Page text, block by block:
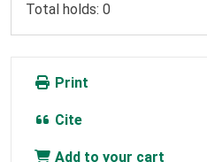
Total holds: 0
Print
Cite
Add to your cart